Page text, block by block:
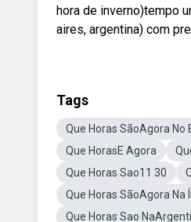
hora de inverno)tempo
aires, argentina) com
Tags
Que Horas SãoAgora No
Que HorasE Agora
Que Horas Sao11 30
Que Horas SãoAgora Na
Que Horas Sao NaArgenti